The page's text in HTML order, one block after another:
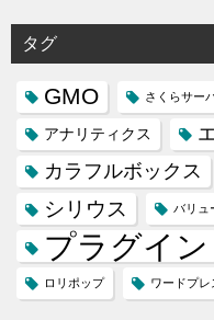
タグ
GMO さくらサー
アナリティクス
カラフルボックス
シリウス バリュ
プラグイン
ロリポップ ワードプレ